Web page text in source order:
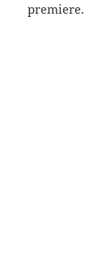
premiere.